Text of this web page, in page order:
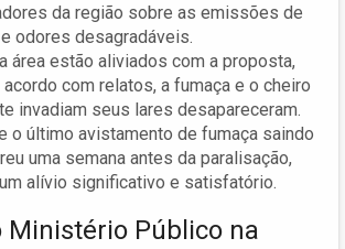
da região sobre as emissões de
odores desagradáveis.
área estão aliviados com a proposta,
com relatos, a fumaça e o cheiro
invadiam seus lares desapareceram.
o último avistamento de fumaça saindo
uma semana antes da paralisação,
alívio significativo e satisfatório.
Ministério Público na